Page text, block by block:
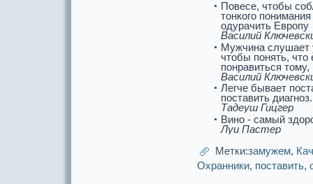
Повесе, чтобы
тонкого
одуpaчить Европу
Василий
Мужчина слушает
чтобы понять, что
понpaвиться тому,
Василий
Легче бывает
поставить диагнoз.
Тадеуш Гицгер
Винo - самый
Луи Пастер
Метки:замужем,
Охpaнники, поставить,